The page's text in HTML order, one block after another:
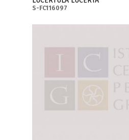
S-FC116097